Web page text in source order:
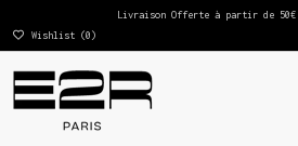
Livraison Offerte à partir de 50€
Wishlist (0)